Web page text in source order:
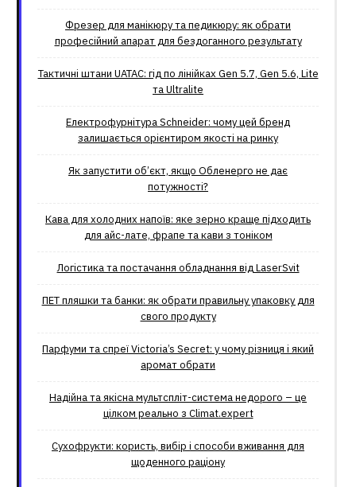
Фрезер для манікюру та педикюру: як обрати
професійний апарат для бездоганного результату
Тактичні штани UATAC: гід по лінійках Gen 5.7, Gen 5.6, Lite
та Ultralite
Електрофурнітура Schneider: чому цей бренд
залишається орієнтиром якості на ринку
Як запустити об’єкт, якщо Обленерго не дає
потужності?
Кава для холодних напоїв: яке зерно краще підходить
для айс-лате, фрапе та кави з тоніком
Логістика та постачання обладнання від LaserSvit
ПЕТ пляшки та банки: як обрати правильну упаковку для
свого продукту
Парфуми та спреї Victoria’s Secret: у чому різниця і який
аромат обрати
Надійна та якісна мультспліт-система недорого – це
цілком реально з Climat.еxpert
Сухофрукти: користь, вибір і способи вживання для
щоденного раціону